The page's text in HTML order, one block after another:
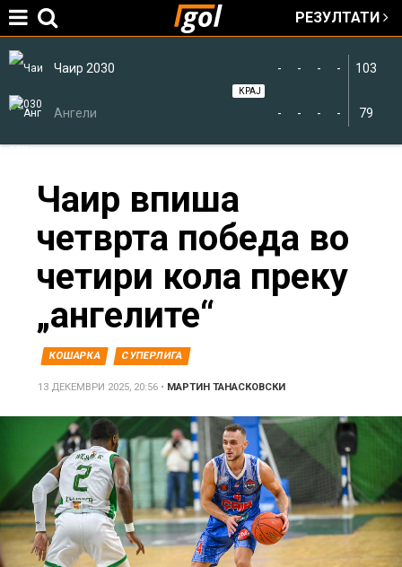
РЕЗУЛТАТИ
Чаир 2030
Ангели
103
79
-
-
-
-
-
-
-
-
КРАЈ
here
Чаир впиша
четврта победа во
четири кола преку
„ангелите“
КОШАРКА СУПЕРЛИГА
13 ДЕКЕМВРИ 2025, 20:56 • МАРТИН ТАНАСКОВСКИ